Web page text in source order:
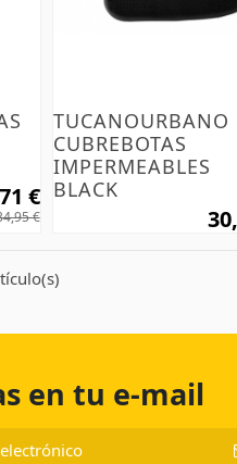
€
€
TUCANOURBANO
CUBREBOTAS
IMPERMEABLES
BLACK
en tu e-mail